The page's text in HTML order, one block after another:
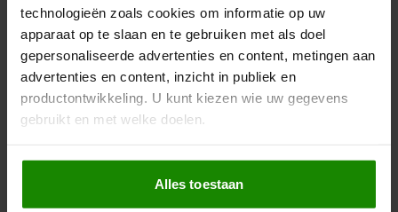
technologieën zoals cookies om informatie op uw
apparaat op te slaan en te gebruiken met als doel
gepersonaliseerde advertenties en content, metingen aan
advertenties en content, inzicht in publiek en
productontwikkeling. U kunt kiezen wie uw gegevens
gebruikt en met welke doelen.
Als u het toestaat, willen we ook graag:
Informatie verzamelen over uw geografische
locatie, die tot een paar meter nauwkeurig kan zijn
Alles toestaan
WEEKEND
Christina Curry ziek na bevalling door
borstontsteking